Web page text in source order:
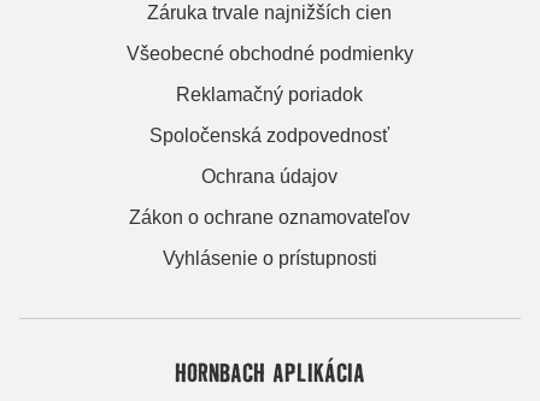
Záruka trvale najnižších cien
Všeobecné obchodné podmienky
Reklamačný poriadok
Spoločenská zodpovednosť
Ochrana údajov
Zákon o ochrane oznamovateľov
Vyhlásenie o prístupnosti
HORNBACH APLIKÁCIA